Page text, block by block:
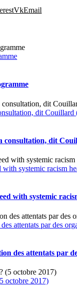
VkEmail
dit
consultation, dit
systemic racism
with systemic
attentats par des
des attentats par
octobre 2017)